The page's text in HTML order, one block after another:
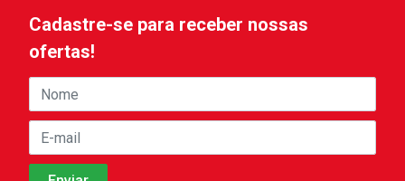
Cadastre-se para receber nossas
ofertas!